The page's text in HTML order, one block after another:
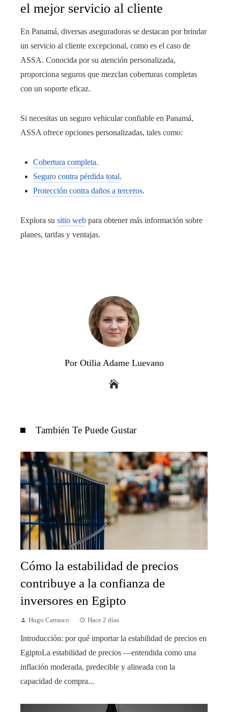
el mejor servicio al cliente
En Panamá, diversas aseguradoras se destacan por brindar
un servicio al cliente excepcional, como es el caso de
ASSA. Conocida por su atención personalizada,
proporciona seguros que mezclan coberturas completas
con un soporte eficaz.
Si necesitas un seguro vehicular confiable en Panamá,
ASSA ofrece opciones personalizadas, tales como:
Cobertura completa.
Seguro contra pérdida total.
Protección contra daños a terceros.
Explora su sitio web para obtener más información sobre
planes, tarifas y ventajas.
Por Otilia Adame Luevano
También Te Puede Gustar
Cómo la estabilidad de precios
contribuye a la confianza de
inversores en Egipto
Hugo Carrasco Hace 2 días
Introducción: por qué importar la estabilidad de precios en
EgiptoLa estabilidad de precios —entendida como una
inflación moderada, predecible y alineada con la
capacidad de compra...